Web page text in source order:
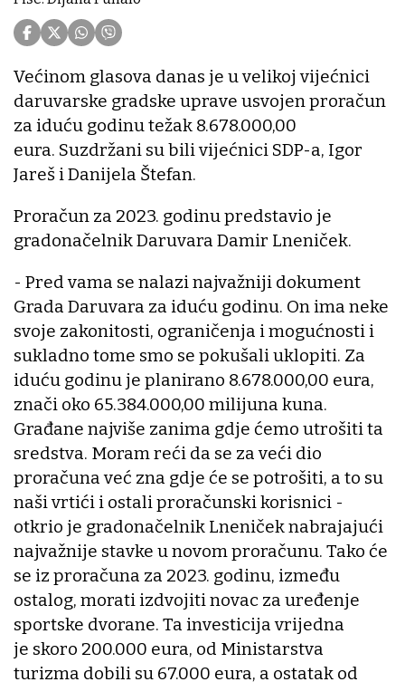
Većinom glasova danas je u velikoj vijećnici
daruvarske gradske uprave usvojen proračun
za iduću godinu težak 8.678.000,00
eura. Suzdržani su bili vijećnici SDP-a, Igor
Jareš i Danijela Štefan.
Proračun za 2023. godinu predstavio je
gradonačelnik Daruvara Damir Lneniček.
- Pred vama se nalazi najvažniji dokument
Grada Daruvara za iduću godinu. On ima neke
svoje zakonitosti, ograničenja i mogućnosti i
sukladno tome smo se pokušali uklopiti. Za
iduću godinu je planirano 8.678.000,00 eura,
znači oko 65.384.000,00 milijuna kuna.
Građane najviše zanima gdje ćemo utrošiti ta
sredstva. Moram reći da se za veći dio
proračuna već zna gdje će se potrošiti, a to su
naši vrtići i ostali proračunski korisnici -
otkrio je gradonačelnik Lneniček nabrajajući
najvažnije stavke u novom proračunu. Tako će
se iz proračuna za 2023. godinu, između
ostalog, morati izdvojiti novac za uređenje
sportske dvorane. Ta investicija vrijedna
je skoro 200.000 eura, od Ministarstva
turizma dobili su 67.000 eura, a ostatak od